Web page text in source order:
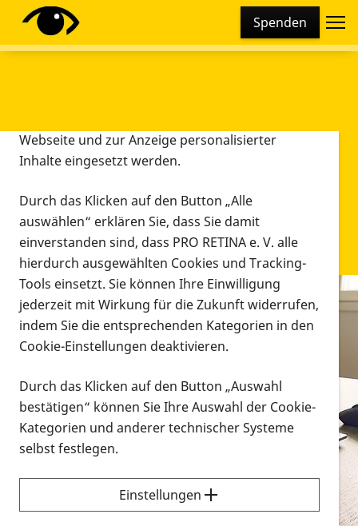
Spenden
Infomaterial
Infomaterial
Vorlesen
Alle Infomaterialien in verschiedenen
Formaten an einem Ort
Sie möchten wissen, wie Sie nach Infonmaterial
suchen und dieses bestellen bzw. herunterladen
können? Schauen Sie sich dieErklärvideos zum
Diese Webseite setzt verschiedene Cookies und
Tracking-Tools ein. Dies beinhaltet Cookies und
Webseite und zur Anzeige personalisierter
Inhalte eingesetzt werden.
Durch das Klicken auf den Button „Alle
auswählen“ erklären Sie, dass Sie damit
einverstanden sind, dass PRO RETINA e. V. alle
hierdurch ausgewählten Cookies und Tracking-
Tools einsetzt. Sie können Ihre Einwilligung
jederzeit mit Wirkung für die Zukunft widerrufen,
indem Sie die entsprechenden Kategorien in den
Cookie-Einstellungen deaktivieren.
Durch das Klicken auf den Button „Auswahl
bestätigen“ können Sie Ihre Auswahl der Cookie-
Kategorien und anderer technischer Systeme
selbst festlegen.
Einstellungen